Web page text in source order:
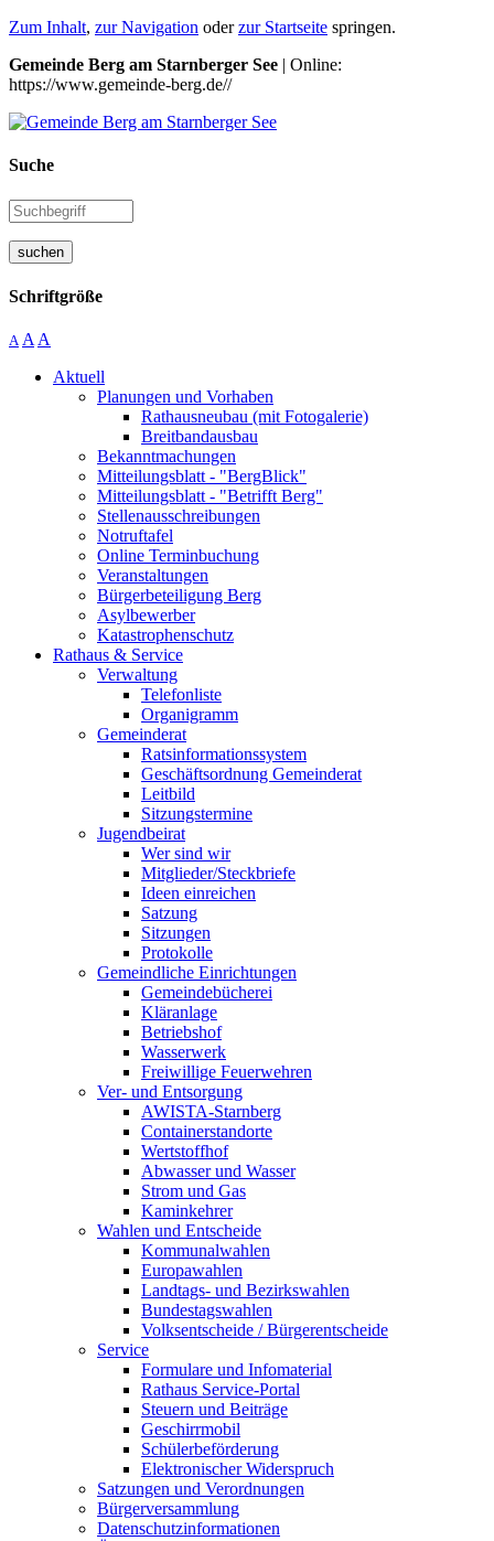
Zum Inhalt, zur Navigation oderzur Startseite springen.
Gemeinde Berg am Starnberger See | Online:
https://www.gemeinde-berg.de//
Suche
suchen
Schriftgröße
A A A
Aktuell
Planungen und Vorhaben
Rathausneubau (mit Fotogalerie)
Breitbandausbau
Bekanntmachungen
Mitteilungsblatt - "BergBlick"
Mitteilungsblatt - "Betrifft Berg"
Stellenausschreibungen
Notruftafel
Online Terminbuchung
Veranstaltungen
Bürgerbeteiligung Berg
Asylbewerber
Katastrophenschutz
Rathaus & Service
Verwaltung
Telefonliste
Organigramm
Gemeinderat
Ratsinformationssystem
Geschäftsordnung Gemeinderat
Leitbild
Sitzungstermine
Jugendbeirat
Wer sind wir
Mitglieder/Steckbriefe
Ideen einreichen
Satzung
Sitzungen
Protokolle
Gemeindliche Einrichtungen
Gemeindebücherei
Kläranlage
Betriebshof
Wasserwerk
Freiwillige Feuerwehren
Ver- und Entsorgung
AWISTA-Starnberg
Containerstandorte
Wertstoffhof
Abwasser und Wasser
Strom und Gas
Kaminkehrer
Wahlen und Entscheide
Kommunalwahlen
Europawahlen
Landtags- und Bezirkswahlen
Bundestagswahlen
Volksentscheide / Bürgerentscheide
Service
Formulare und Infomaterial
Rathaus Service-Portal
Steuern und Beiträge
Geschirrmobil
Schülerbeförderung
Elektronischer Widerspruch
Satzungen und Verordnungen
Bürgerversammlung
Datenschutzinformationen